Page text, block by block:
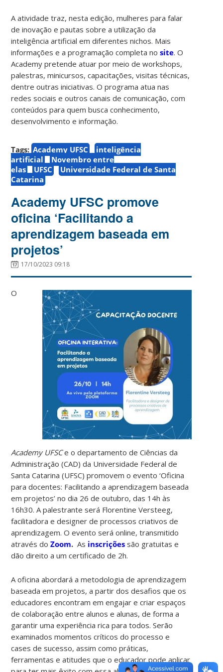
A atividade traz, nesta edição, mulheres para falar
de inovação e pautas sobre a utilização da
inteligência artificial em diferentes nichos. Mais
informações e a programação completa nosite. O
Academy pretende atuar por meio de workshops,
palestras, minicursos, capacitações, visitas técnicas,
dentre outras iniciativas. O programa atua nas
redes sociais e outros canais de comunicação, com
conteúdos para quem busca conhecimento,
desenvolvimento e informação.
Tags: Academy UFSC
inteligência
artificial
Novembro entre
elas
UFSC
Universidade Federal de Santa
Catarina
Academy UFSC promove
oficina ‘Facilitando a
aprendizagem baseada em
projetos’
17/10/2023 09:18
O
Academy UFSCe o departamento de Ciências da
Administração (CAD) da Universidade Federal de
Santa Catarina (UFSC) promovem o evento ‘Oficina
para docentes: Facilitando a aprendizagem baseada
em projetos’ no dia 26 de outubro, das 14h às
16h30. A palestrante será Florentine Versteeg,
facilitadora e designer de processos criativos de
aprendizagem. O evento será online, transmitido
através doZoom.As inscrições são gratuitas e
dão direito a um certificado de 2h.
A oficina abordará a metodologia de aprendizagem
baseada em projetos, a partir dos desafios que os
educadores encontram em engajar e criar espaços
de colaboração entre alunos e alunas, de forma a
garantir uma experiência rica para todos. Serão
examinados momentos críticos do processo e
cases de sucesso, assim como práticas,
ferramentas e atitudes que o educador pode aplicar